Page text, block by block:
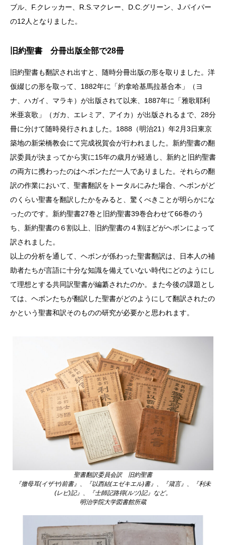
ブル、F.クレッカー、R.S.マクレー、D.C.グリーン、J.パイパー
の12人となりました。
旧約聖書 分冊出版全部で28冊
旧約聖書も翻訳され出すと、随時分冊出版の形を取りました。洋
仮綴じの形を取って、1882年に「約拿哈基馬拉基合本」（ヨ
ナ、ハガイ、マラキ）が出版されて以来、1887年に「雅歌耶利
米亜哀歌」（ガカ、エレミア、アイカ）が出版されるまで、28分
冊に分けて随時発行されました。1888（明治21）年2月3日東京
築地の新栄橋教会にて完成祝賀会が行われました。新約聖書の翻
訳委員が決まってから実に15年の歳月が経過し、新約と旧約聖書
の両方に携わったのはヘボンただ一人でありました。それらの翻
訳の作業において、聖書翻訳をトータルにみた場合、ヘボンがど
のくらい聖書を翻訳したかをみると、驚くべきことが明らかにな
ったのです。新約聖書27巻と旧約聖書39巻合わせて66巻のう
ち、新約聖書の６割以上、旧約聖書の４割ほどがヘボンによって
訳されました。
以上の分析を通して、ヘボンが係わった聖書翻訳は、日本人の補
助者たちが言語に十分な知識を備えていない時代にどのようにし
て理想とする共同訳聖書が編纂されたのか。また今後の課題とし
ては、ヘボンたちが翻訳した聖書がどのようにして翻訳されたの
かという聖書和訳そのものの研究が必要かと思われます。
聖書翻訳委員会訳 旧約聖書
『撤母耳(イザヤ)前書』、『以西結(エゼキエル)書』、『箴言』、『利未
(レビ)記』、『士師記路得(ルツ)記』など。
明治学院大学図書館所蔵